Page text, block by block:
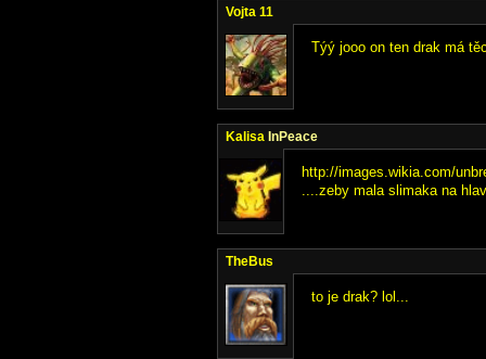
Vojta 11
Týý jooo on ten drak má
Kalisa InPeace
http://images.wikia.com/
....zeby mala slimaka na
TheBus
to je drak? lol...